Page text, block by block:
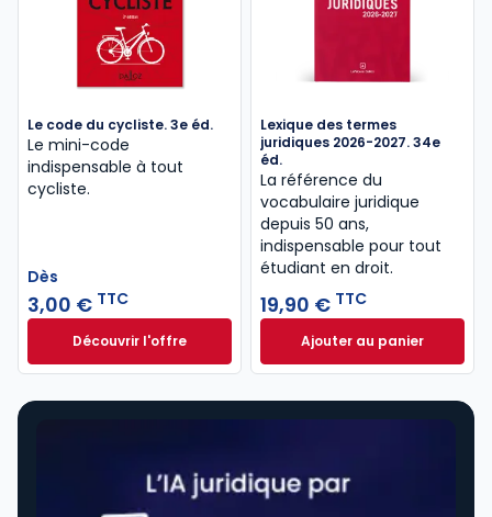
Le code du cycliste. 3e éd.
Le mini-code
indispensable à tout
cycliste.
Dès
3,00 € TTC
Découvrir l'offreLe code du cycliste. 3e éd. à partir de
Dès
Lexique des termes
juridiques 2026-2027. 34e
éd.
La référence du
vocabulaire juridique
depuis 50 ans,
indispensable pour tout
étudiant en droit.​
19,90 € TTC
Ajouter au panier
Lexique des